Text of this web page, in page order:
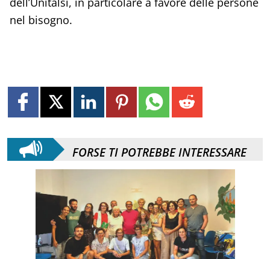
nel bisogno.
FORSE TI POTREBBE INTERESSARE